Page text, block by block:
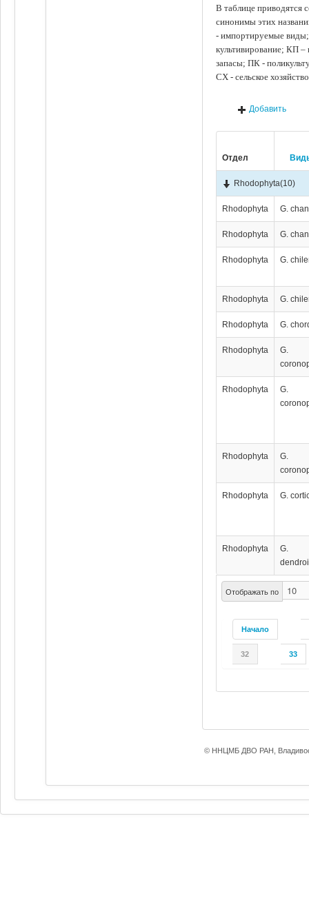
В таблице приводятся
синонимы этих
- импортируемые
культивирование; КП
запасы; ПК -
СХ - сельское
Добавить
Отдел
Отображать по
Начало
32 33
Rhodophyta(10)
Rhodophyta G.
Rhodophyta G.
Rhodophyta G.
Rhodophyta G.
Rhodophyta G.
Rhodophyta
G.
Rhodophyta
G.
Rhodophyta
G.
Rhodophyta G.
Rhodophyta
G.
© ННЦМБ ДВО РАН,